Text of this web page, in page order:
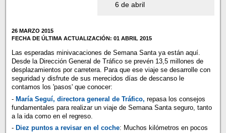
6 de abril
26 MARZO 2015
FECHA DE ÚLTIMA ACTUALIZACIÓN: 01 ABRIL 2015
Las esperadas minivacaciones de Semana Santa ya están aquí.
Desde la Dirección General de Tráfico se prevén 13,5 millones de
desplazamientos por carretera. Para que ese viaje se desarrolle con
seguridad y disfrute de sus merecidos días de descanso le
contamos los 'pasos' que conocer:
- María Seguí, directora general de Tráfico, repasa los consejos
fundamentales para realizar un viaje de Semana Santa seguro, tanto
a la ida como en el regreso.
- Diez puntos a revisar en el coche: Muchos kilómetros en pocos